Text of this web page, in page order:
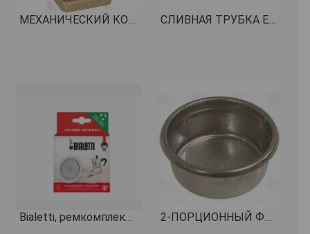
МЕХАНИЧЕСКИЙ КОМПОНЕНТ ТРЕХХОД. КЛАПАНА LUCIFER КОД: 1120334 СЛИВНАЯ ТРУБКА ELISPIR ø 14x20 мм - 30 м КОД: 1449271